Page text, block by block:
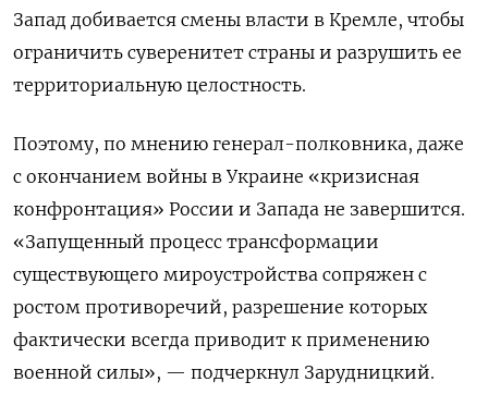
Запад добивается смены власти в Кремле, чтобы
ограничить суверенитет страны и разрушить ее
территориальную целостность.
Поэтому, по мнению генерал-полковника, даже
с окончанием войны в Украине «кризисная
конфронтация» России и Запада не завершится.
«Запущенный процесс трансформации
существующего мироустройства сопряжен с
ростом противоречий, разрешение которых
фактически всегда приводит к применению
военной силы», — подчеркнул Зарудницкий.